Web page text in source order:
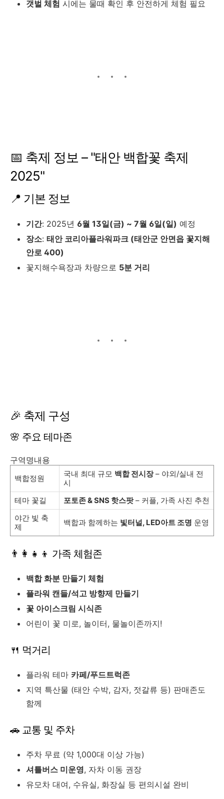
갯벌 체험 시에는 물때 확인 후 안전하게 체험 필요
📅 축제 정보 – "태안 백합꽃 축제
2025"
📍 기본 정보
기간: 2025년 6월 13일(금) ~ 7월 6일(일) 예정
장소: 태안 코리아플라워파크 (태안군 안면읍 꽃지해
안로 400)
꽃지해수욕장과 차량으로 5분 거리
🎉 축제 구성
🌸 주요 테마존
구역명내용
백합정원 국내 최대 규모 백합 전시장– 야외/실내 전
시
테마 꽃길
포토존 & SNS 핫스팟– 커플, 가족 사진 추천
야간 빛 축
제
백합과 함께하는 빛터널, LED아트 조명 운영
👨‍👩‍👧‍👦 가족 체험존
백합 화분 만들기 체험
플라워 캔들/석고 방향제 만들기
꽃 아이스크림 시식존
어린이 꽃 미로, 놀이터, 물놀이존까지!
🍴 먹거리
플라워 테마 카페/푸드트럭존
지역 특산물 (태안 수박, 감자, 젓갈류 등) 판매존도
함께
🚗 교통 및 주차
주차 무료 (약 1,000대 이상 가능)
셔틀버스 미운영, 자차 이동 권장
유모차 대여, 수유실, 화장실 등 편의시설 완비